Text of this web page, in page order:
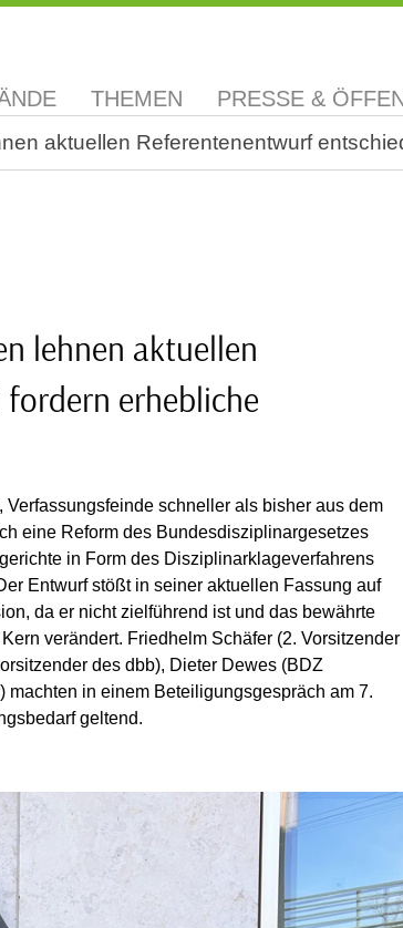
THEMEN PRESSE &
aktuellen Referentenentwurf
lehnen aktuellen
erhebliche
schneller als bisher aus dem
eine Reform des Bundesdisziplinargesetzes
in Form des Disziplinarklageverfahrens
Entwurf stößt in seiner aktuellen Fassung auf
da er nicht zielführend ist und das bewährte
verändert. Friedhelm Schäfer (2. Vorsitzender
des dbb), Dieter Dewes (BDZ
in einem Beteiligungsgespräch am 7.
geltend.